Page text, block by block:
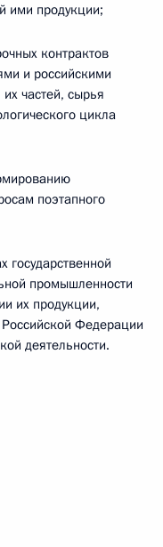
ими продукции;
контрактов
и российскими
частей, сырья
цикла
поэтапного
государственной
промышленности
их продукции,
Федерации
деятельности.